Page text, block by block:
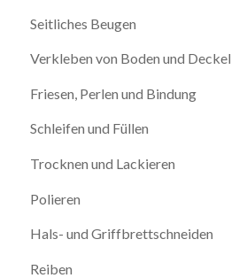
Seitliches Beugen
Verkleben von Boden und Deckel
Friesen, Perlen und Bindung
Schleifen und Füllen
Trocknen und Lackieren
Polieren
Hals- und Griffbrettschneiden
Reiben